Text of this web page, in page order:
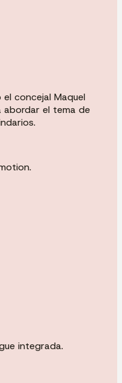
concejal Maquel
abordar el tema de
integrada.